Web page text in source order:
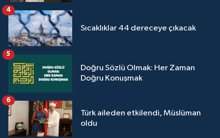
Sıcaklıklar 44 dereceye çıkacak
4
Doğru Sözlü Olmak: Her Zaman
Doğru Konuşmak
5
Türk aileden etkilendi, Müslüman
oldu
6
Yozgat Müftülüğü
Zonguldak Müftülüğü